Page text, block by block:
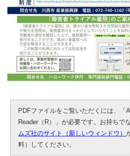
PDFファイルをご覧いただくには、「
Reader（R）」が必要です。お持ちで
ムズ社のサイト（新しいウィンドウ）
料）してください。